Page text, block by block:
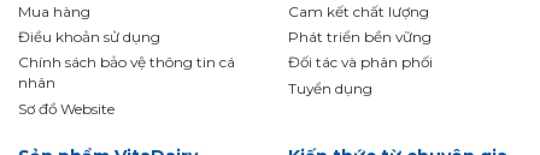
Mua hàng
Điều khoản sử dụng
Chính sách bảo vệ thông tin cá
nhân
Sơ đồ Website
Cam kết chất lượng
Phát triển bền vững
Đối tác và phân phối
Tuyển dụng